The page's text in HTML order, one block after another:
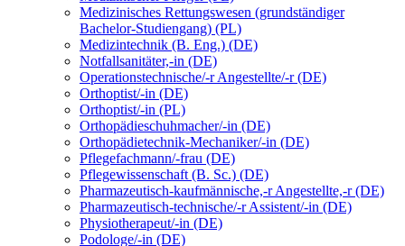
Medizinisches Rettungswesen (grundständiger
Bachelor-Studiengang) (PL)
Medizintechnik (B. Eng.) (DE)
Notfallsanitäter,-in (DE)
Operationstechnische/-r Angestellte/-r (DE)
Orthoptist/-in (DE)
Orthoptist/-in (PL)
Orthopädieschuhmacher/-in (DE)
Orthopädietechnik-Mechaniker/-in (DE)
Pflegefachmann/-frau (DE)
Pflegewissenschaft (B. Sc.) (DE)
Pharmazeutisch-kaufmännische,-r Angestellte,-r (DE)
Pharmazeutisch-technische/-r Assistent/-in (DE)
Physiotherapeut/-in (DE)
Podologe/-in (DE)